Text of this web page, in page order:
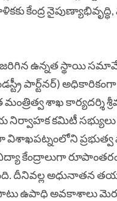
కేంద్ర
ఉన్నత స్థాయి
పార్ట్‌నర్) అధికారికంగా
మంత్రిత్వ శాఖ కార్యదర్శి
కమిటీ
ప్రభుత్వ
కేంద్రాలుగా రూపాంతరం
దీనివల్ల అధునాతన
పాటు ఉపాధి అవకాశాలు